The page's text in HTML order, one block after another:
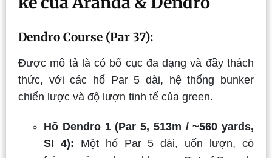
Dendro Course (Par 37):
Được mô tả là có bố cục đa dạng và đầy thách
thức, với các hố Par 5 dài, hệ thống bunker
chiến lược và độ lượn tinh tế của green.
Hố Dendro 1 (Par 5, 513m / ~560 yards,
SI 4): Một hố Par 5 dài, uốn lượn, có